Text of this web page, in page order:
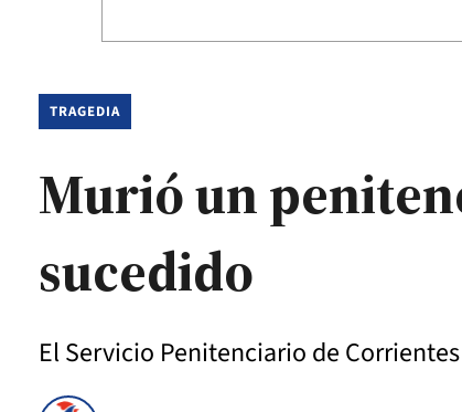
TRAGEDIA
Murió un
sucedido
El Servicio Penitenciario de